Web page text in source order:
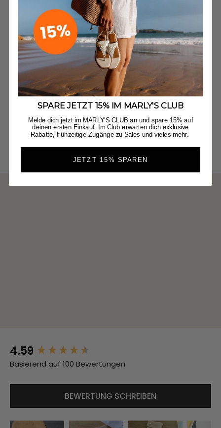
4.59
Basierend auf 100 Bewertungen
BEWERTUNG SCHREIBEN
New content loaded
SPARE JETZT 15% IM MARLY'S CLUB
Melde dich jetzt im MARLY'S CLUB an und spare 15% auf
deinen ersten Einkauf. Im Club erwarten dich exklusive
Rabatte, frühzeitige Zugänge zu Sales und vieles mehr.
JETZT 15% SPAREN